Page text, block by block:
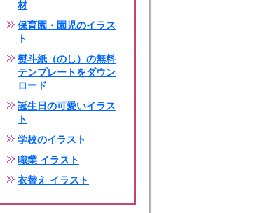
材
保育園・園児のイラス
ト
熨斗紙（のし）の無料
テンプレートをダウン
ロード
誕生日の可愛いイラス
ト
学校のイラスト
職業 イラスト
衣替え イラスト